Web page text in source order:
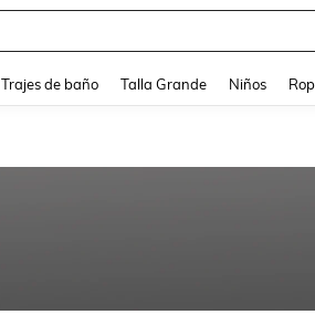
Trajes de baño Talla Grande Niños